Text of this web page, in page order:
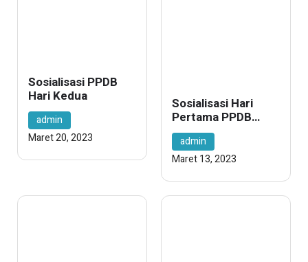
Sosialisasi PPDB
Hari Kedua
admin
Maret 20, 2023
Sosialisasi Hari
Pertama PPDB
(Penerimaan
Peserta Didik Baru)
2023
admin
Maret 13, 2023